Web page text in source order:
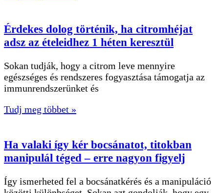
Érdekes dolog történik, ha citromhéjat
adsz az ételeidhez 1 héten keresztül
Sokan tudják, hogy a citrom leve mennyire
egészséges és rendszeres fogyasztása támogatja az
immunrendszerünket és
Tudj meg többet »
Ha valaki így kér bocsánatot, titokban
manipulál téged – erre nagyon figyelj
Így ismerheted fel a bocsánatkérés és a manipuláció